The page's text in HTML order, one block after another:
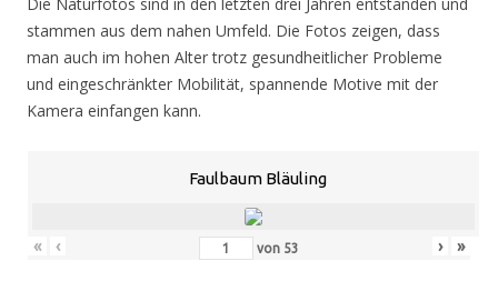
Die Naturfotos sind in den letzten drei Jahren entstanden und
stammen aus dem nahen Umfeld. Die Fotos zeigen, dass
man auch im hohen Alter trotz gesundheitlicher Probleme
und eingeschränkter Mobilität, spannende Motive mit der
Kamera einfangen kann.
Faulbaum Bläuling
« ‹ von 53 › »